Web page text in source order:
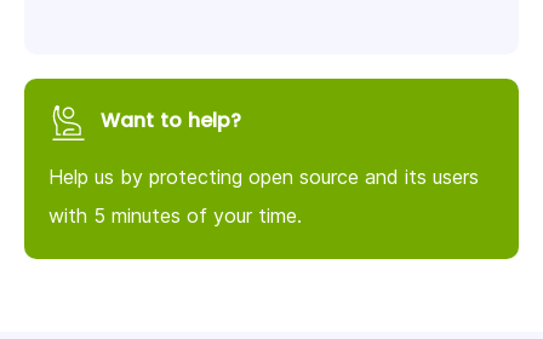
Want to help?
Help us by protecting open source and its users
with 5 minutes of your time.